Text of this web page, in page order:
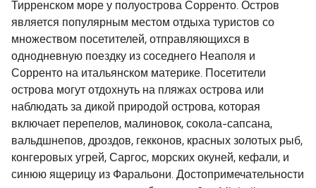
Тирренском море у полуострова Сорренто. Остров
является популярным местом отдыха туристов со
множеством посетителей, отправляющихся в
однодневную поездку из соседнего Неаполя и
Сорренто на итальянском материке. Посетители
острова могут отдохнуть на пляжах острова или
наблюдать за дикой природой острова, которая
включает перепелов, малиновок, сокола-сапсана,
вальдшнепов, дроздов, гекконов, красных золотых рыб,
конгеровых угрей, Саргос, морских окуней, кефали, и
синюю ящерицу из Фаральони. Достопримечательности